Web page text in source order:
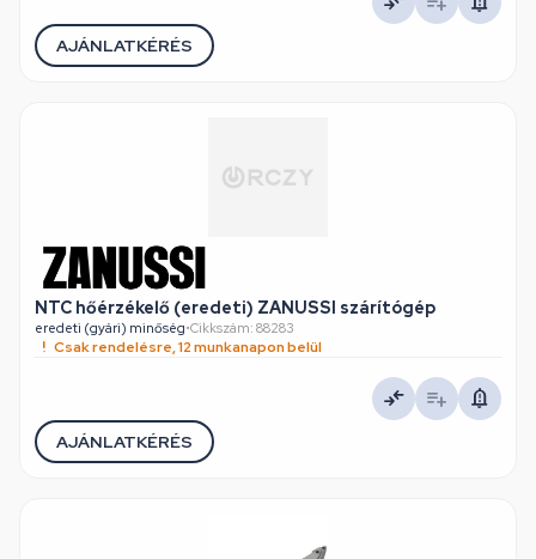
AJÁNLATKÉRÉS
NTC hőérzékelő (eredeti) ZANUSSI szárítógép
eredeti (gyári) minőség•Cikkszám: 88283
Csak rendelésre, 12 munkanapon belül
AJÁNLATKÉRÉS